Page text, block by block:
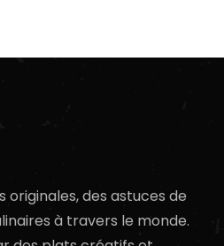
des astuces de
à travers le monde.